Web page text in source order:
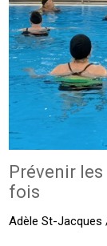
Prévenir
fois
Adèle St-Jacques